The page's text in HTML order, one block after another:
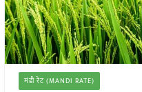
मंडी रेट (MANDI RATE)